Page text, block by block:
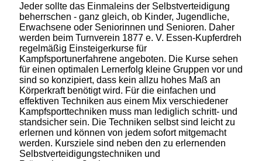
Jeder sollte das Einmaleins der Selbstverteidigung
beherrschen - ganz gleich, ob Kinder, Jugendliche,
Erwachsene oder Seniorinnen und Senioren. Daher
werden beim Turnverein 1877 e. V. Essen-Kupferdreh
regelmäßig Einsteigerkurse für
Kampfsportunerfahrene angeboten. Die Kurse sehen
für einen optimalen Lernerfolg kleine Gruppen vor und
sind so konzipiert, dass kein allzu hohes Maß an
Körperkraft benötigt wird. Für die einfachen und
effektiven Techniken aus einem Mix verschiedener
Kampfsporttechniken muss man lediglich schritt- und
standsicher sein. Die Techniken selbst sind leicht zu
erlernen und können von jedem sofort mitgemacht
werden. Kursziele sind neben den zu erlernenden
Selbstverteidigungstechniken und